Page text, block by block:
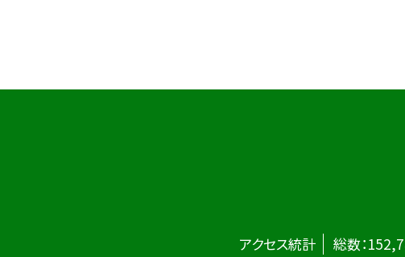
アクセス統計 総数：